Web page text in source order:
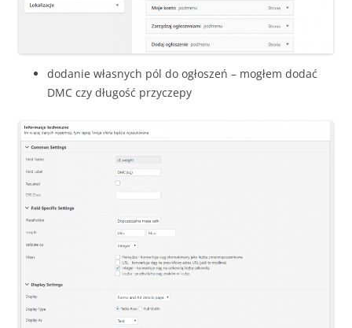
dodanie własnych pól do ogłoszeń – mogłem dodać
DMC czy długość przyczepy